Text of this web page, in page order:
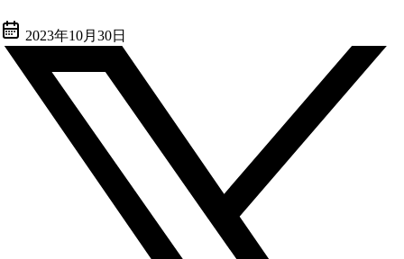
2023年10月30日